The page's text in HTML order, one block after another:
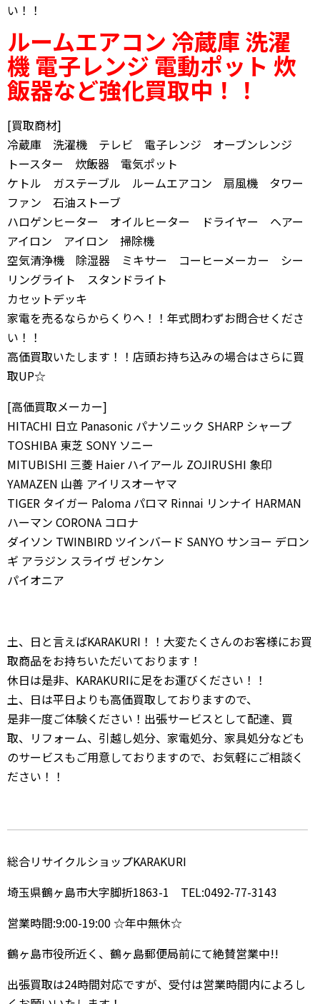
い！！
ルームエアコン 冷蔵庫 洗濯
機電子レンジ電動ポット 炊
飯器など強化買取中！！
[買取商材]
冷蔵庫 洗濯機 テレビ 電子レンジ オーブンレンジ
トースター 炊飯器 電気ポット
ケトル ガステーブル ルームエアコン 扇風機 タワー
ファン 石油ストーブ
ハロゲンヒーター オイルヒーター ドライヤー ヘアー
アイロン アイロン 掃除機
空気清浄機 除湿器 ミキサー コーヒーメーカー シー
リングライト スタンドライト
カセットデッキ
家電を売るならからくりへ！！年式問わずお問合せくださ
い！！
高価買取いたします！！店頭お持ち込みの場合はさらに買
取UP☆
[高価買取メーカー]
HITACHI 日立 Panasonic パナソニック SHARP シャープ
TOSHIBA 東芝 SONY ソニー
MITUBISHI 三菱 Haier ハイアール ZOJIRUSHI 象印
YAMAZEN 山善 アイリスオーヤマ
TIGER タイガー Paloma パロマ Rinnai リンナイ HARMAN
ハーマン CORONA コロナ
ダイソン TWINBIRD ツインバード SANYO サンヨー デロン
ギ アラジン スライヴ ゼンケン
パイオニア
土、日と言えばKARAKURI！！大変たくさんのお客様にお買
取商品をお持ちいただいております！
休日は是非、KARAKURIに足をお運びください！！
土、日は平日よりも高価買取しておりますので、
是非一度ご体験ください！出張サービスとして配達、買
取、リフォーム、引越し処分、家電処分、家具処分なども
のサービスもご用意しておりますので、お気軽にご相談く
ださい！！
総合リサイクルショップKARAKURI
埼玉県鶴ヶ島市大字脚折1863-1 TEL:0492-77-3143
営業時間:9:00-19:00 ☆年中無休☆
鶴ヶ島市役所近く、鶴ヶ島郵便局前にて絶賛営業中!!
出張買取は24時間対応ですが、受付は営業時間内によろし